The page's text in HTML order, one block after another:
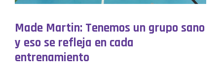
Made Martin: Tenemos un grupo sano
y eso se refleja en cada
entrenamiento